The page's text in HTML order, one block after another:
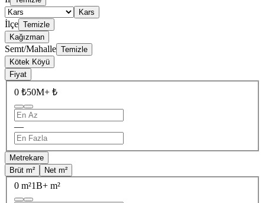
Kars
İlçe Temizle
Kağızman
Semt/Mahalle Temizle
Kötek Köyü
Fiyat
0 ₺50M+ ₺
—
Metrekare
Brüt m²
Net m²
0 m²1B+ m²